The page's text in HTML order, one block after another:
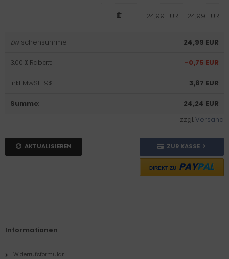
24,99 EUR
24,99 EUR
Zwischensumme: 24,99 EUR
3.00 % Rabatt: -0,75 EUR
inkl. MwSt. 19%: 3,87 EUR
Summe:
24,24 EUR
zzgl.Versand
AKTUALISIEREN ZUR KASSE
DIREKT ZU PAYPAL
Informationen
Widerrufsformular